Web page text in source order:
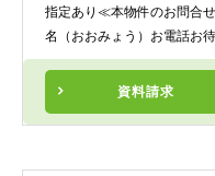
資料請求
指定あり≪本物件のお問合
名（おおみょう）お電話お